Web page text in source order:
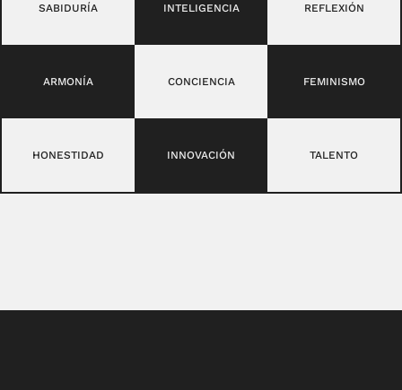
SABIDURÍA INTELIGENCIA REFLEXIÓN
ARMONÍA CONCIENCIA FEMINISMO
HONESTIDAD INNOVACIÓN TALENTO